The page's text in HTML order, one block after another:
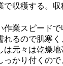
で収穫する。
業スピードで
れるので肌寒
は元々は乾燥
っかり付くの